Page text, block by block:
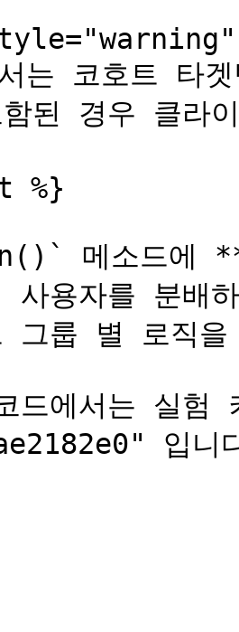
는 코호트 타
된 경우 클라
%}
메소드에 **
사용자를 분배
그룹 별 로직
드에서는 실험
입